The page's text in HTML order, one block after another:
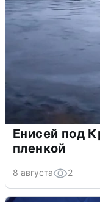
Енисей под
пленкой
8 августа 2